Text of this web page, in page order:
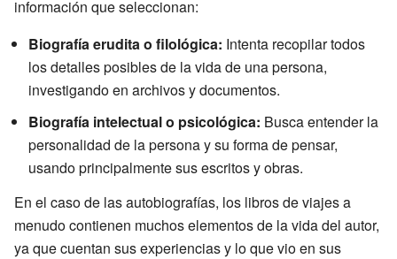
información que seleccionan:
Biografía erudita o filológica: Intenta recopilar todos
los detalles posibles de la vida de una persona,
investigando en archivos y documentos.
Biografía intelectual o psicológica: Busca entender la
personalidad de la persona y su forma de pensar,
usando principalmente sus escritos y obras.
En el caso de las autobiografías, los libros de viajes a
menudo contienen muchos elementos de la vida del autor,
ya que cuentan sus experiencias y lo que vio en sus